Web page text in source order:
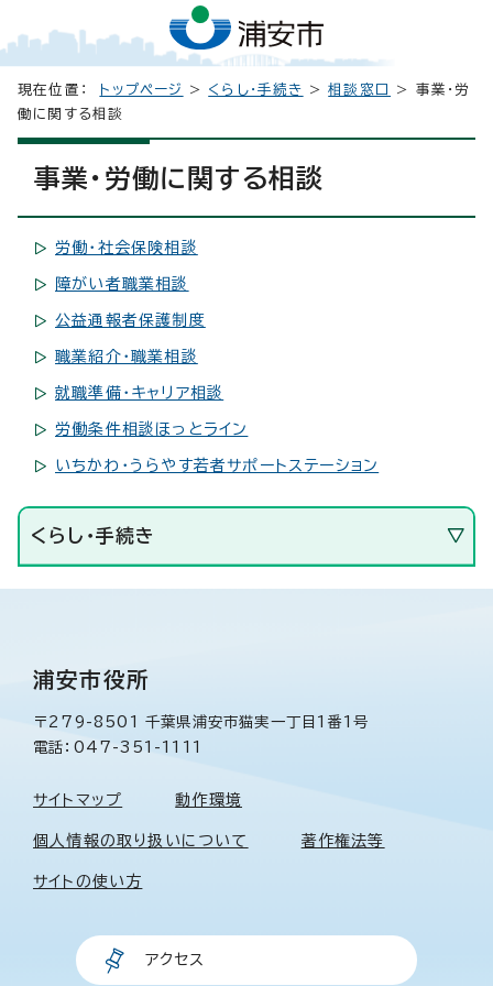
現在位置： トップページ > くらし・手続き >相談窓口
> 事業・労
働に関する相談
事業・労働に関する相談
労働・社会保険相談
障がい者職業相談
公益通報者保護制度
職業紹介・職業相談
就職準備・キャリア相談
労働条件相談ほっとライン
いちかわ・うらやす若者サポートステーション
くらし・手続き
浦安市役所
〒279-8501 千葉県浦安市猫実一丁目1番1号
電話：047-351-1111
サイトマップ 動作環境
個人情報の取り扱いについて 著作権法等
サイトの使い方
アクセス